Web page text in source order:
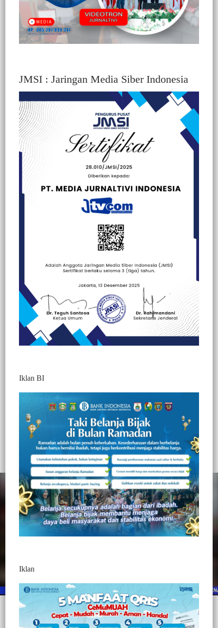
BERITA VIDEO : KEBAKARAN DI
JALAN GAJAH KELURAHAN PASELE,
HANGUSKAN 2 UNIT RUMAH PICU
KEPANIKAN WARGA
Redaksi Jurnaltivi
0 Min Baca
Jumat, 9 April 2021
374
JMSI : Jaringan Media Siber Indonesia
Iklan BI
Iklan